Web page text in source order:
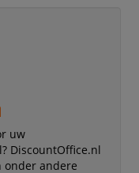
van circa
uw
DiscountOffice.nl
onder andere